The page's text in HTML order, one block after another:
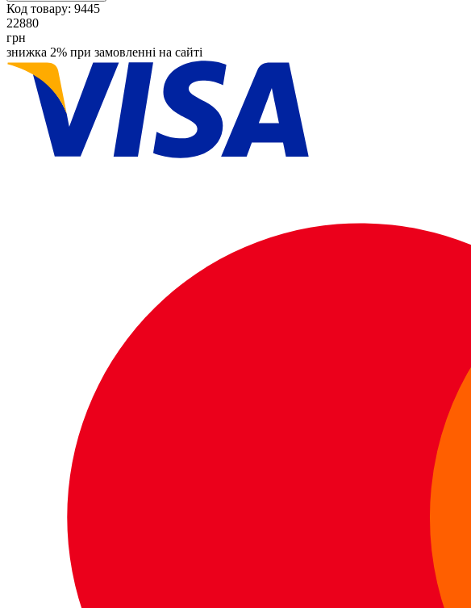
Код товару: 9445
22880
грн
знижка 2% при замовленні на сайті